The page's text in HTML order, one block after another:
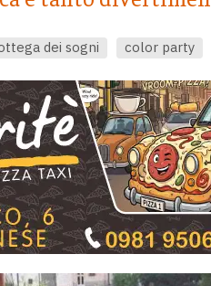
dei sogni color party